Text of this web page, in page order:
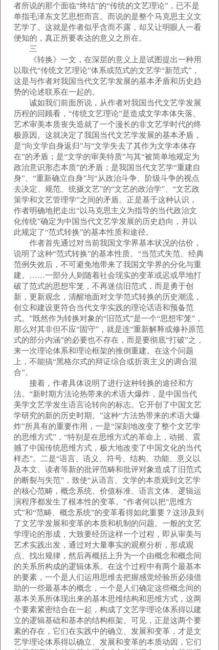
者所说的那个面临“终结”的“传统的文艺理论”，已不是
单指毛泽东文艺思想而言。而说的是整个马克思主义文
艺学了。这就是作者似乎含而不露，却又让明眼人一看
便知的，真正所要表达的意义之所在。
三
《转换》一文，在深层的意义上是试图提出一种用
以取代“传统文艺理论”体系或范式的文艺学“新范式”，
这是与作者对我国当代文艺学发展的基本矛盾和历史趋
势的论述联系在一起的。
诚如我们前面所说，从作者对我国当代文艺学发展
历程的回顾看，“传统文艺理论”是造成文学本体失落、
艺术审美本质丧失造就了一个漫长的非文艺学时代的终
极原因。这就决定了我国当代文艺学发展的基本矛盾，
是“向文学自身返归”与“文学失去了其作为文学本体存
在”的矛盾；是“文学的审美特质”与其“被简单地规定为
政治意识形态本质”的矛盾；是我国当代文艺学“重建自
身”、“重新确立自身”与“从政治斗争、阶级斗争的视点
去决定、规范、统摄文艺”的“文艺的政治学”、“文艺政
策学和文艺管理学”之间的矛盾。正是基于这种认识，
作者明确地把走出“以马克思主义为指导的当代政治文
化传统”确定为中国当代文艺学发展的历史趋向，并以
此规定了“范式转换”的基本性质和途径。
作者首先通过对当前我国文学界基本状况的估价，
说明了这种“范式转换”的基本性质。“当范式失范、经典
范例失效后，不可避免地带来了我国文学界的分化与重
建。……一部分人则随着社会现实的变革或迟或早地打
破了范式的思想牢笼，不再迷信旧范式，而是勇于创
新，更新观念，清醒地面对文学范式转换的历史潮流，
创立和建设更符合当代文学实践的理论话语和预备范
式。”既然作为转换对象的“旧范式”是一个“思想牢笼”，
那么对其非但不应“固守”，就是连“重新解释或修补原范
式的部分内涵”的必要也不存在，而是要彻底“打破”之，
来一次理论体系和理论框架的推倒重建。在这个问题
上，不能搞“黑格尔式的辩证综合或折衷主义的调合混
合”。
接着，作者具体说明了进行这种转换的途径和方
法。“新时期方法论热带来的术语大爆炸，是中国当代
美学文艺学发生语言论转向的标志。它开创了中国文艺
学研究的新的历史时期。”这种“方法热带来的术语大爆
炸”所具有的重要作用，一是“深刻地改变了整个文艺学
的思维方式”，“特别是在思维方式的革命上，动摇、震
撼了中国传统思维方式，极大地改变了中国文化的当代
样态”。二是“语言、语义、符号、结构、功能、意义以
及本文、读者等新的批评范畴和批评对象造成了旧范式
的断裂与失范”，致使“从语言、文学的本质观到文艺学
的核心范畴，概念系统、价值标准、语言文体、逻辑运
演程序都发生了根本性的变革。”作者何以把“思维方
式”和“范畴、概念系统”的变革看得如此重要？这涉及到
了文艺学发展和变革的本质和机制的问题。一般的文艺
学理论的形成，大致要经历这样一个过程，即从审美与
艺术实践出发，通过对大量事实的观察分析，形成观
点、找出规律，然后再概括上升为一个由概念和概念间
的关系所构成的逻辑体系。在这个过程中有两个最基本
的要素，一个是人们运用思维去把握感觉经验所必须借
助的一些最基本的概念，一个是人们确定这些概念间的
基本关系所体现出来的基本思维结构和思维方式，这两
个要素紧密结合在一起，构成了文艺学理论体系得以建
立的逻辑基础和基本的结构框架。可见，正是这两个要
素的存在，它们在实践中的确立、发展和变革，才是文
艺学理论体系得以确立、发展和变革的本质动因，它们